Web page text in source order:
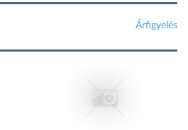
Árfigyelés